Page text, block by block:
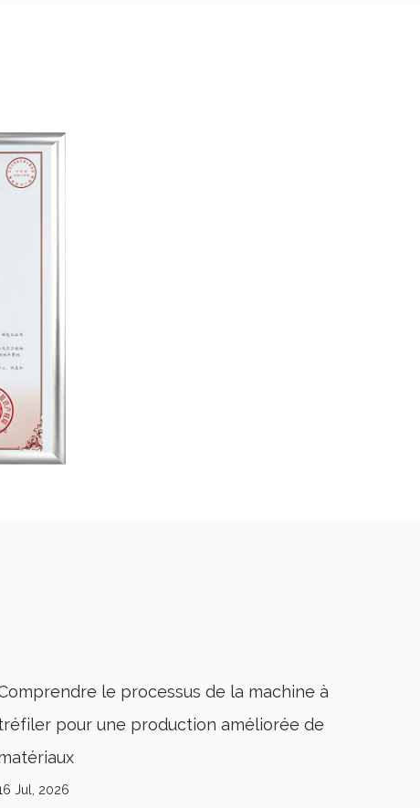
Le choix et l'entretien d'une machine à
tréfiler améliorent l'efficacité de la
production
08 Jul, 2026